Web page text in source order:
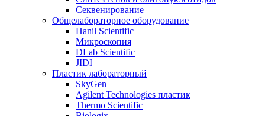
Секвенирование
Общелабораторное оборудование
Hanil Scientific
Микроскопия
DLab Scientific
JIDI
Пластик лабораторный
SkyGen
Agilent Technologies пластик
Thermo Scientific